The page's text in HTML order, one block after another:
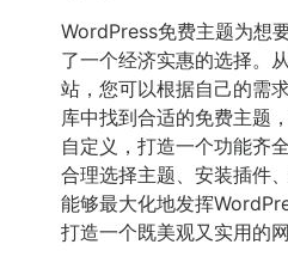
WordPress免费主题为想
了一个经济实惠的选择。
站，您可以根据自己的需
库中找到合适的免费主题
自定义，打造一个功能齐
合理选择主题、安装插件
能够最大化地发挥
打造一个既美观又实用的网